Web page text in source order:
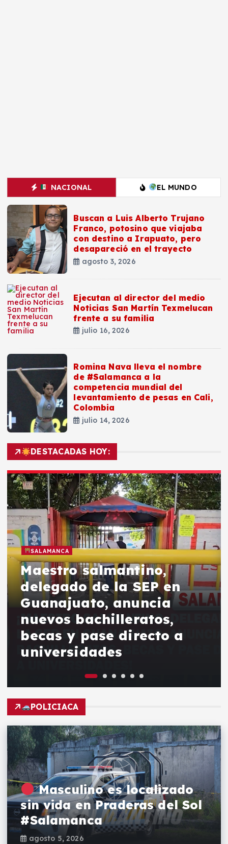
NACIONAL EL MUNDO
Buscan a Luis Alberto Trujano
Franco, potosino que viajaba
con destino a Irapuato, pero
desapareció en el trayecto
agosto 3, 2026
Ejecutan al director del medio
Noticias San Martín Texmelucan
frente a su familia
julio 16, 2026
Romina Nava lleva el nombre
de #Salamanca a la
competencia mundial del
levantamiento de pesas en Cali,
Colombia
julio 14, 2026
DESTACADAS HOY:
SALAMANCA
Maestro salmantino,
delegado de la SEP en
Guanajuato, anuncia
nuevos bachilleratos,
becas y pase directo a
universidades
POLICIACA
Masculino es localizado
sin vida en Praderas del Sol
#Salamanca
agosto 5, 2026